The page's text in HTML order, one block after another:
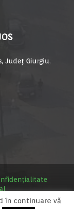
Județ Giurgiu,
de MediaDigi.ro
în continuare vă